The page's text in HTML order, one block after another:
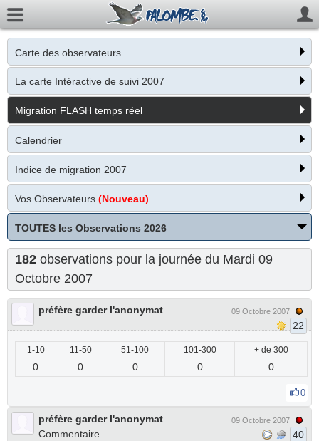
Carte des observateurs
La carte Intéractive de suivi 2007
Migration FLASH temps réel
Calendrier
Indice de migration 2007
Vos Observateurs (Nouveau)
TOUTES les Observations 2026
182 observations pour la journée du Mardi 09
Octobre 2007
préfère garder l'anonymat 09 Octobre 2007
22
1-10 11-50 51-100 101-300 + de 300
0 0 0 0 0
0
préfère garder l'anonymat
Commentaire
09 Octobre 2007
40